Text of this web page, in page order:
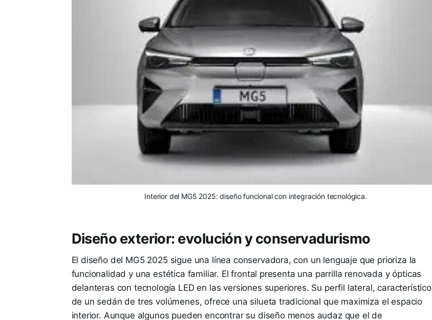
Interior del MG5 2025: diseño funcional con integración tecnológica.
Diseño exterior: evolución y conservadurismo
El diseño del MG5 2025 sigue una línea conservadora, con un lenguaje que prioriza la
funcionalidad y una estética familiar. El frontal presenta una parrilla renovada y ópticas
delanteras con tecnología LED en las versiones superiores. Su perfil lateral, característico
de un sedán de tres volúmenes, ofrece una silueta tradicional que maximiza el espacio
interior. Aunque algunos pueden encontrar su diseño menos audaz que el de